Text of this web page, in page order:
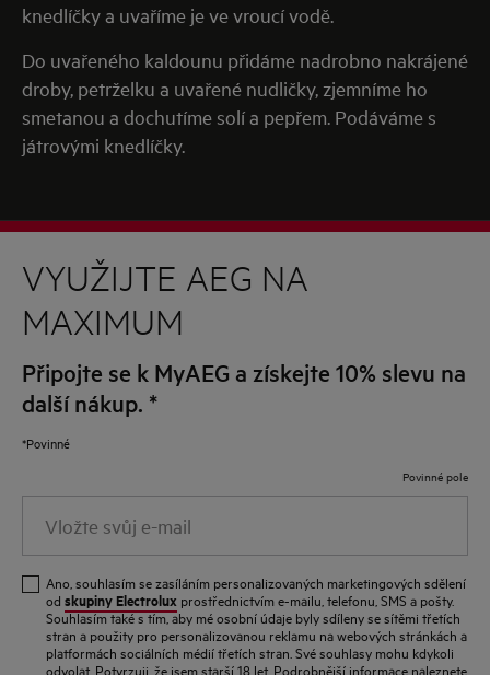
knedlíčky a uvaříme je ve vroucí vodě.
Do uvařeného kaldounu přidáme nadrobno nakrájené
droby, petrželku a uvařené nudličky, zjemníme ho
smetanou a dochutíme solí a pepřem. Podáváme s
játrovými knedlíčky.
VYUŽIJTE AEG NA
MAXIMUM
Připojte se k MyAEG a získejte 10% slevu na
další nákup. *
*Povinné
Povinné pole
svůj
mailAno, souhlasím se zasíláním personalizovaných marketingových sdělení
od skupiny Electrolux prostřednictvím e-mailu, telefonu, SMS a pošty.
Souhlasím také s tím, aby mé osobní údaje byly sdíleny se sítěmi třetích
stran a použity pro personalizovanou reklamu na webových stránkách a
platformách sociálních médií třetích stran. Své souhlasy mohu kdykoli
odvolat. Potvrzuji, že jsem starší 18 let. Podrobnější informace naleznete